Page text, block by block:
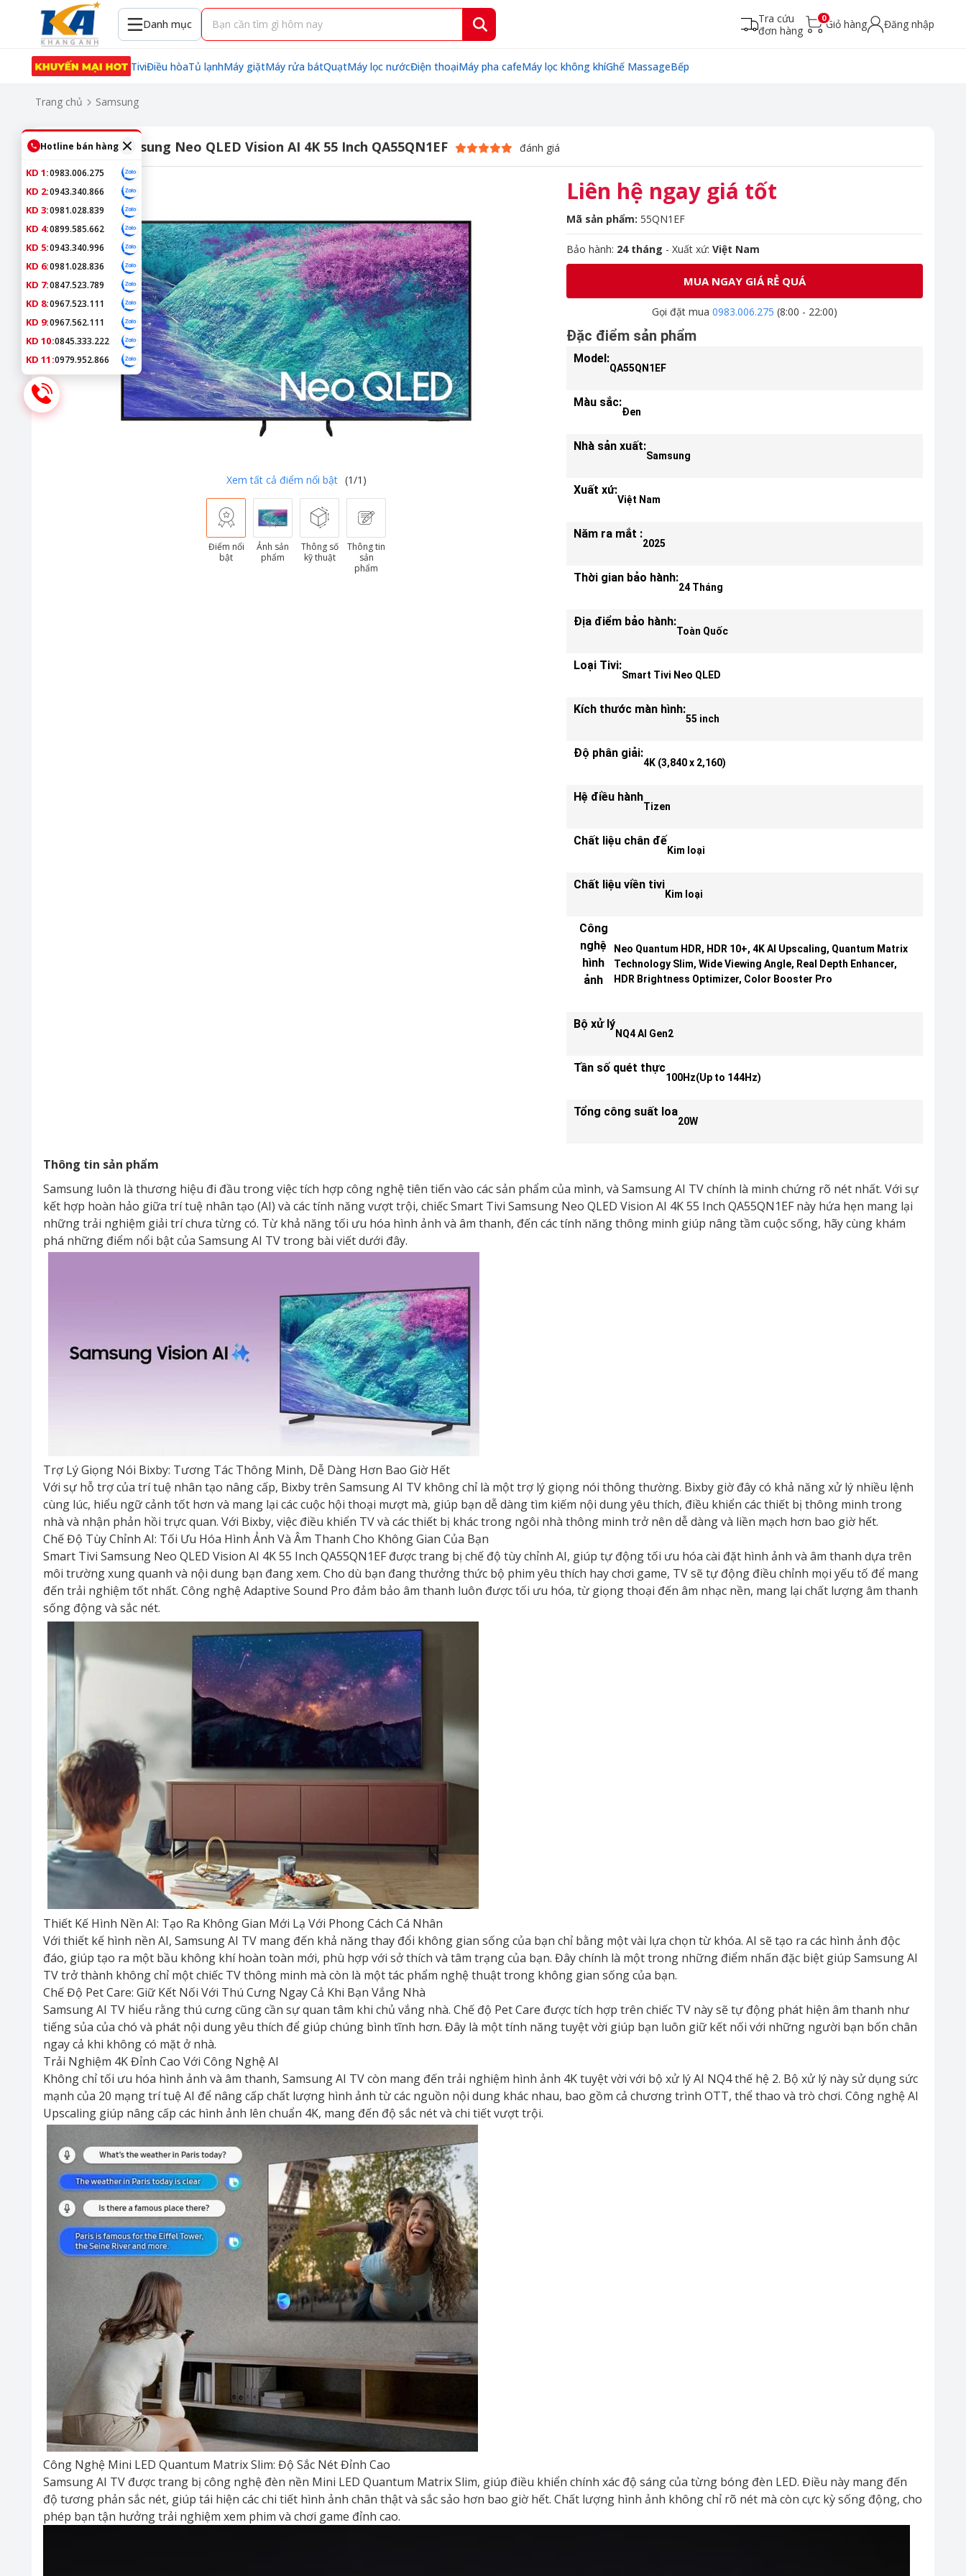
Danh mục
Tra cứu
đơn hàng
0Giỏ hàng Đăng nhập
TiviĐiều hòaTủ lạnhMáy giặtMáy rửa bátQuạtMáy lọc nướcĐiện thoạiMáy pha cafeMáy lọc không khíGhế MassageBếp
Trang chủ Samsung
Smart Tivi Samsung Neo QLED Vision AI 4K 55 Inch QA55QN1EF đánh giá
Xem tất cả điểm nổi bật (1/1)
Điểm nổi
bật
Ảnh sản
phẩm
Thông số
kỹ thuật
Thông tin
sản
phẩm
Liên hệ ngay giá tốt
Mã sản phẩm: 55QN1EF
Bảo hành: 24 tháng - Xuất xứ: Việt Nam
MUA NGAY GIÁ RẺ QUÁ
Gọi đặt mua 0983.006.275 (8:00 - 22:00)
Đặc điểm sản phẩm
Model:
QA55QN1EF
Màu sắc:
Đen
Nhà sản xuất:
Samsung
Xuất xứ:
Việt Nam
Năm ra mắt :
2025
Thời gian bảo hành:
24 Tháng
Địa điểm bảo hành:
Toàn Quốc
Loại Tivi:
Smart Tivi Neo QLED
Kích thước màn hình:
55 inch
Độ phân giải:
4K (3,840 x 2,160)
Hệ điều hành
Tizen
Chất liệu chân đế
Kim loại
Chất liệu viền tivi
Kim loại
Công
nghệ
hình
ảnh
Neo Quantum HDR, HDR 10+, 4K AI Upscaling, Quantum Matrix
Technology Slim, Wide Viewing Angle, Real Depth Enhancer,
HDR Brightness Optimizer, Color Booster Pro
Bộ xử lý
NQ4 AI Gen2
Tần số quét thực
100Hz(Up to 144Hz)
Tổng công suất loa
20W
Thông tin sản phẩm
Samsung luôn là thương hiệu đi đầu trong việc tích hợp công nghệ tiên tiến vào các sản phẩm của mình, và Samsung AI TV chính là minh chứng rõ nét nhất. Với sự
kết hợp hoàn hảo giữa trí tuệ nhân tạo (AI) và các tính năng vượt trội, chiếc Smart Tivi Samsung Neo QLED Vision AI 4K 55 Inch QA55QN1EF này hứa hẹn mang lại
những trải nghiệm giải trí chưa từng có. Từ khả năng tối ưu hóa hình ảnh và âm thanh, đến các tính năng thông minh giúp nâng tầm cuộc sống, hãy cùng khám
phá những điểm nổi bật của Samsung AI TV trong bài viết dưới đây.
Trợ Lý Giọng Nói Bixby: Tương Tác Thông Minh, Dễ Dàng Hơn Bao Giờ Hết
Với sự hỗ trợ của trí tuệ nhân tạo nâng cấp, Bixby trên Samsung AI TV không chỉ là một trợ lý giọng nói thông thường. Bixby giờ đây có khả năng xử lý nhiều lệnh
cùng lúc, hiểu ngữ cảnh tốt hơn và mang lại các cuộc hội thoại mượt mà, giúp bạn dễ dàng tìm kiếm nội dung yêu thích, điều khiển các thiết bị thông minh trong
nhà và nhận phản hồi trực quan. Với Bixby, việc điều khiển TV và các thiết bị khác trong ngôi nhà thông minh trở nên dễ dàng và liền mạch hơn bao giờ hết.
Chế Độ Tùy Chỉnh AI: Tối Ưu Hóa Hình Ảnh Và Âm Thanh Cho Không Gian Của Bạn
Smart Tivi Samsung Neo QLED Vision AI 4K 55 Inch QA55QN1EF được trang bị chế độ tùy chỉnh AI, giúp tự động tối ưu hóa cài đặt hình ảnh và âm thanh dựa trên
môi trường xung quanh và nội dung bạn đang xem. Cho dù bạn đang thưởng thức bộ phim yêu thích hay chơi game, TV sẽ tự động điều chỉnh mọi yếu tố để mang
đến trải nghiệm tốt nhất. Công nghệ Adaptive Sound Pro đảm bảo âm thanh luôn được tối ưu hóa, từ giọng thoại đến âm nhạc nền, mang lại chất lượng âm thanh
sống động và sắc nét.
Thiết Kế Hình Nền AI: Tạo Ra Không Gian Mới Lạ Với Phong Cách Cá Nhân
Với thiết kế hình nền AI, Samsung AI TV mang đến khả năng thay đổi không gian sống của bạn chỉ bằng một vài lựa chọn từ khóa. AI sẽ tạo ra các hình ảnh độc
đáo, giúp tạo ra một bầu không khí hoàn toàn mới, phù hợp với sở thích và tâm trạng của bạn. Đây chính là một trong những điểm nhấn đặc biệt giúp Samsung AI
TV trở thành không chỉ một chiếc TV thông minh mà còn là một tác phẩm nghệ thuật trong không gian sống của bạn.
Chế Độ Pet Care: Giữ Kết Nối Với Thú Cưng Ngay Cả Khi Bạn Vắng Nhà
Samsung AI TV hiểu rằng thú cưng cũng cần sự quan tâm khi chủ vắng nhà. Chế độ Pet Care được tích hợp trên chiếc TV này sẽ tự động phát hiện âm thanh như
tiếng sủa của chó và phát nội dung yêu thích để giúp chúng bình tĩnh hơn. Đây là một tính năng tuyệt vời giúp bạn luôn giữ kết nối với những người bạn bốn chân
ngay cả khi không có mặt ở nhà.
Trải Nghiệm 4K Đỉnh Cao Với Công Nghệ AI
Không chỉ tối ưu hóa hình ảnh và âm thanh, Samsung AI TV còn mang đến trải nghiệm hình ảnh 4K tuyệt vời với bộ xử lý AI NQ4 thế hệ 2. Bộ xử lý này sử dụng sức
mạnh của 20 mạng trí tuệ AI để nâng cấp chất lượng hình ảnh từ các nguồn nội dung khác nhau, bao gồm cả chương trình OTT, thể thao và trò chơi. Công nghệ AI
Upscaling giúp nâng cấp các hình ảnh lên chuẩn 4K, mang đến độ sắc nét và chi tiết vượt trội.
Công Nghệ Mini LED Quantum Matrix Slim: Độ Sắc Nét Đỉnh Cao
Samsung AI TV được trang bị công nghệ đèn nền Mini LED Quantum Matrix Slim, giúp điều khiển chính xác độ sáng của từng bóng đèn LED. Điều này mang đến
độ tương phản sắc nét, giúp tái hiện các chi tiết hình ảnh chân thật và sắc sảo hơn bao giờ hết. Chất lượng hình ảnh không chỉ rõ nét mà còn cực kỳ sống động, cho
phép bạn tận hưởng trải nghiệm xem phim và chơi game đỉnh cao.
Hotline bán hàng
KD 1:0983.006.275
KD 2:0943.340.866
KD 3:0981.028.839
KD 4:0899.585.662
KD 5:0943.340.996
KD 6:0981.028.836
KD 7:0847.523.789
KD 8:0967.523.111
KD 9:0967.562.111
KD 10:0845.333.222
KD 11:0979.952.866